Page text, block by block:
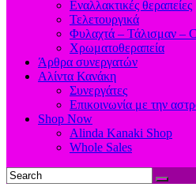
Εναλλακτικές θεραπείες
Τελετουργικά
Φυλαχτά – Τάλισμαν –
Χρωματοθεραπεία
Άρθρα συνεργατών
Αλίντα Κανάκη
Συνεργάτες
Επικοινωνία με την
Shop Now
Alinda Kanaki Shop
Whole Sales